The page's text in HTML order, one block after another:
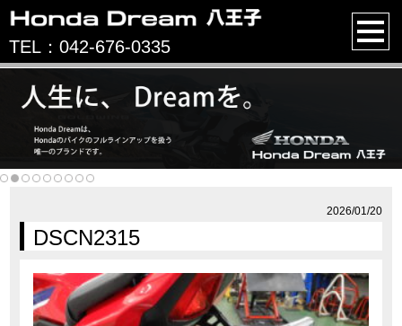
TEL：042-676-0335
2026/01/20
DSCN2315